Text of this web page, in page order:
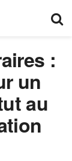
:
un
au